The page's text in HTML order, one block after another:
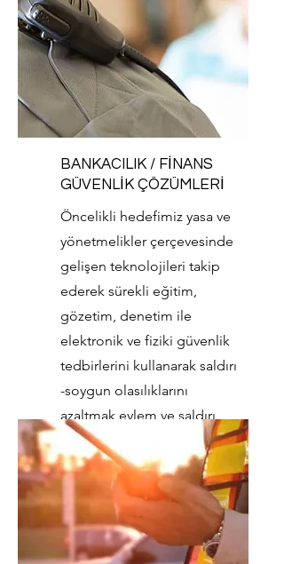
BANKACILIK / FİNANS
GÜVENLİK ÇÖZÜMLERİ
Öncelikli hedefimiz yasa ve
yönetmelikler çerçevesinde
gelişen teknolojileri takip
ederek sürekli eğitim,
gözetim, denetim ile
elektronik ve fiziki güvenlik
tedbirlerini kullanarak saldırı
-soygun olasılıklarını
azaltmak eylem ve saldırı
planlayan kişileri önlemektir.